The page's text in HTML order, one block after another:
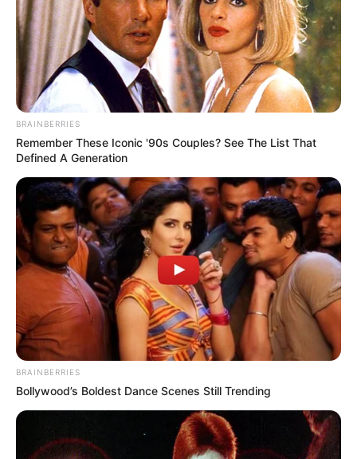
BRAINBERRIES
Remember These Iconic '90s Couples? See The List That
Defined A Generation
BRAINBERRIES
Bollywood’s Boldest Dance Scenes Still Trending